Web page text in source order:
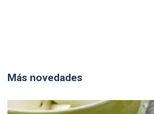
Más novedades